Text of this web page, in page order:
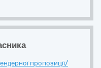
пропозиції/